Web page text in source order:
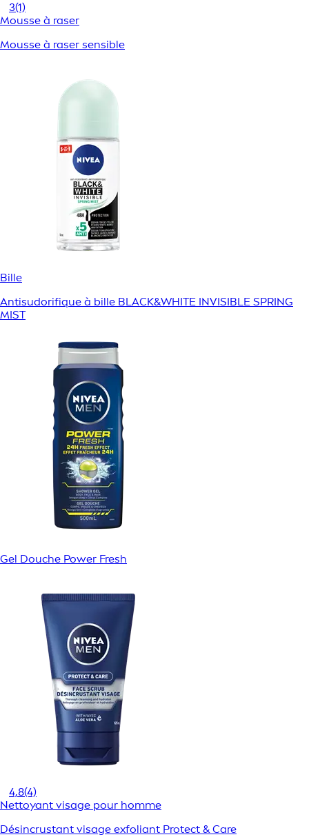
3(1)
Mousse à raser
Mousse à raser sensible
Bille
Antisudorifique à bille BLACK&WHITE INVISIBLE SPRING
MIST
Gel Douche Power Fresh
4,8(4)
Nettoyant visage pour homme
Désincrustant visage exfoliant Protect & Care